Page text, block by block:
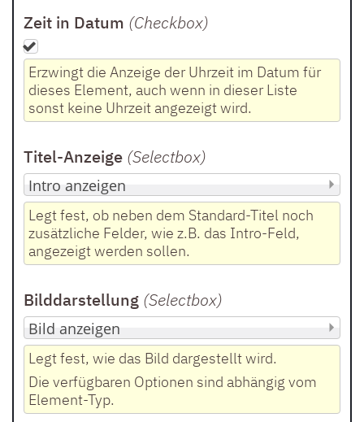
Zeit in Datum (Checkbox)
Erzwingt die Anzeige der Uhrzeit im Datum für
dieses Element, auch wenn in dieser Liste
sonst keine Uhrzeit angezeigt wird.
Titel-Anzeige (Selectbox)
Legt fest, ob neben dem Standard-Titel noch
zusätzliche Felder, wie z.B. das Intro-Feld,
angezeigt werden sollen.
Bilddarstellung (Selectbox)
Legt fest, wie das Bild dargestellt wird.
Die verfügbaren Optionen sind abhängig vom
Element-Typ.